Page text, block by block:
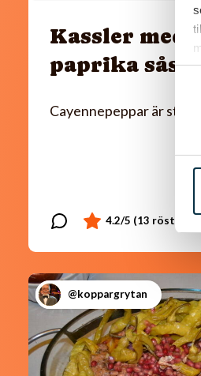
Kassler med
paprika sås
Cayennepeppar är
@koppargrytan